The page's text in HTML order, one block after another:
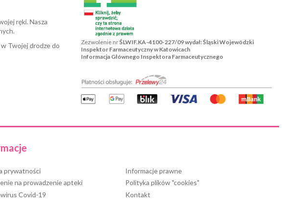
prywatności
Informacje prawne
na prowadzenie apteki
Polityka plików "cookies"
Covid-19
Kontakt
ręki. Nasza
w Twojej drodze do
Zezwolenie nrŚLWIF.KA-4100-227/09 wydał: Śląski Wojewódzki
Inspektor Farmaceutyczny w Katowicach
Informacja Głównego Inspektora Farmaceutycznego